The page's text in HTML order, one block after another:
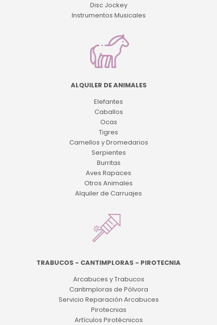
Disc Jockey
Instrumentos Musicales
ALQUILER DE ANIMALES
Elefantes
Caballos
Ocas
Tigres
Camellos y Dromedarios
Serpientes
Burritas
Aves Rapaces
Otros Animales
Alquiler de Carruajes
TRABUCOS - CANTIMPLORAS - PIROTECNIA
Arcabuces y Trabucos
Cantimploras de Pólvora
Servicio Reparación Arcabuces
Pirotecnias
Artículos Pirotécnicos